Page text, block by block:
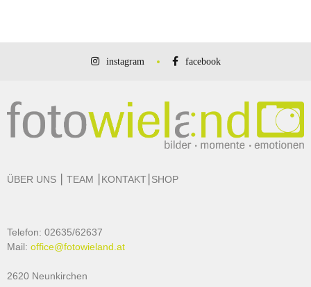
instagram facebook
ÜBER UNS TEAM KONTAKT SHOP
Telefon: 02635/62637
Mail: office@fotowieland.at
2620 Neunkirchen